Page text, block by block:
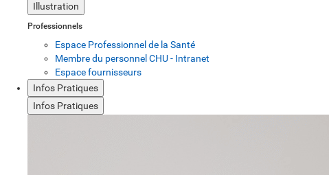
Illustration
Professionnels
Espace Professionnel de la Santé
Membre du personnel CHU - Intranet
Espace fournisseurs
Infos Pratiques
Infos Pratiques